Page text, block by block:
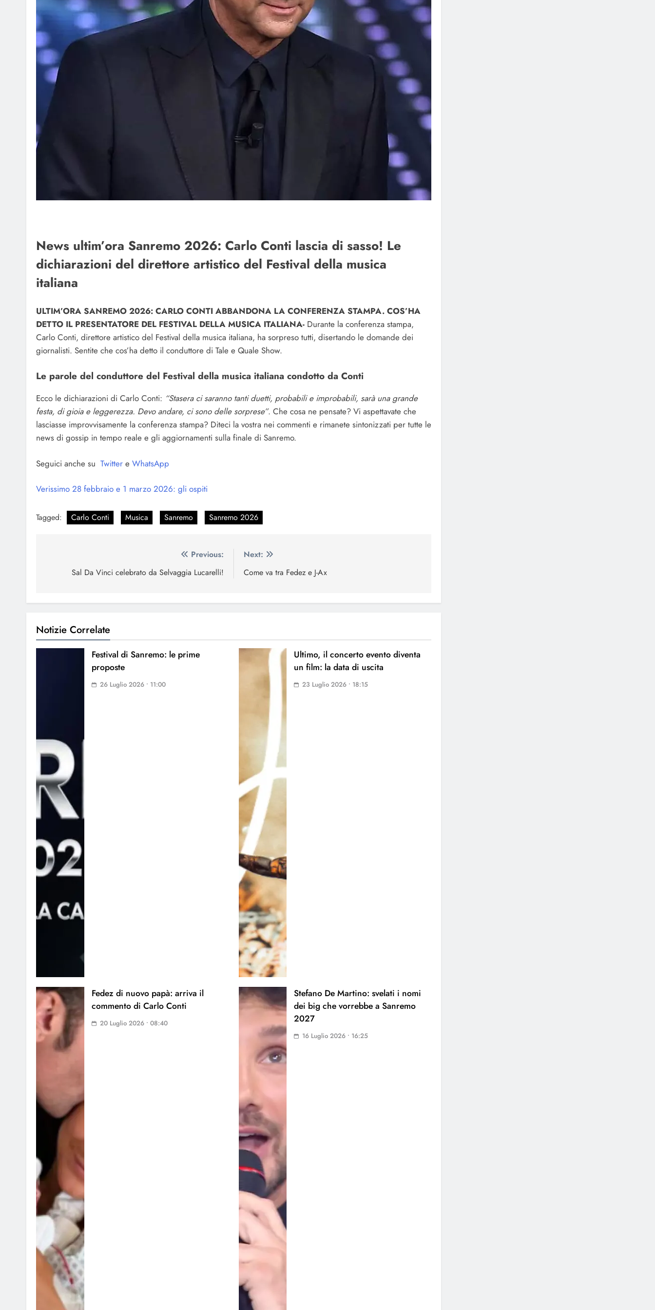
News ultim’ora Sanremo 2026: Carlo Conti lascia di sasso! Le
dichiarazioni del direttore artistico del Festival della musica
italiana
ULTIM’ORA SANREMO 2026: CARLO CONTI ABBANDONA LA CONFERENZA STAMPA. COS’HA
DETTO IL PRESENTATORE DEL FESTIVAL DELLA MUSICA ITALIANA- Durante la conferenza stampa,
Carlo Conti, direttore artistico del Festival della musica italiana, ha sorpreso tutti, disertando le domande dei
giornalisti. Sentite che cos’ha detto il conduttore di Tale e Quale Show.
Le parole del conduttore del Festival della musica italiana condotto da Conti
Ecco le dichiarazioni di Carlo Conti: “Stasera ci saranno tanti duetti, probabili e improbabili, sarà una grande
festa, di gioia e leggerezza. Devo andare, ci sono delle sorprese”. Che cosa ne pensate? Vi aspettavate che
lasciasse improvvisamente la conferenza stampa? Diteci la vostra nei commenti e rimanete sintonizzati per tutte le
news di gossip in tempo reale e gli aggiornamenti sulla finale di Sanremo.
Seguici anche su Twitter e WhatsApp
Verissimo 28 febbraio e 1 marzo 2026: gli ospiti
Tagged: Carlo Conti Musica Sanremo Sanremo 2026
articoli
Previous:
Sal Da Vinci celebrato da Selvaggia Lucarelli!
Next:
Come va tra Fedez e J-Ax
Notizie Correlate
Festival di Sanremo: le prime
proposte
26 Luglio 2026 • 11:00
Ultimo, il concerto evento diventa
un film: la data di uscita
23 Luglio 2026 • 18:15
Fedez di nuovo papà: arriva il
commento di Carlo Conti
20 Luglio 2026 • 08:40
Stefano De Martino: svelati i nomi
dei big che vorrebbe a Sanremo
2027
16 Luglio 2026 • 16:25